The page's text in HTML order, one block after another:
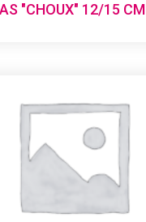
"CHOUX" 12/15 CM